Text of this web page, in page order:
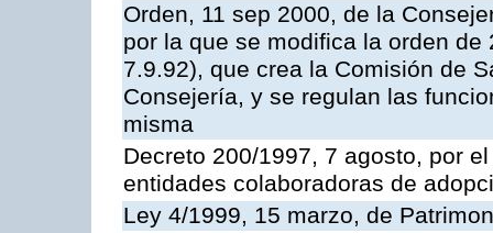
Orden, 11 sep 2000, de la
por la que se modifica la orden
7.9.92), que crea la Comisión de
Consejería, y se regulan las
misma
Decreto 200/1997, 7 agosto, por
entidades colaboradoras de
Ley 4/1999, 15 marzo, de